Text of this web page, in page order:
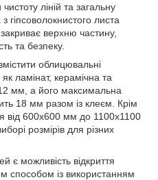
ліній та загальну
гіпсоволокнистого листа
верхню частину,
та безпеку.
облицювальні
ламінат, керамічна та
мм, а його максимальна
18 мм разом із клеєм. Крім
від 600х600 мм до 1100х1100
розмірів для різних
є можливість відкриття
способом із використанням